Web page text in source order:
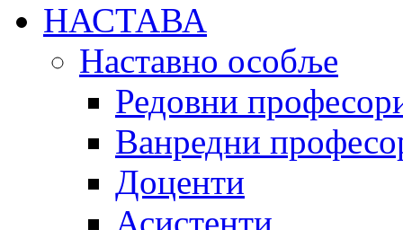
НАСТАВА
Наставно особље
Редовни
Ванредни
Доценти